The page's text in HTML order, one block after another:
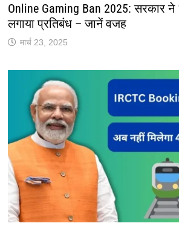
Online Gaming Ban 2025: सरकार ने
लगाया प्रतिबंध – जानें वजह
मार्च 23, 2025